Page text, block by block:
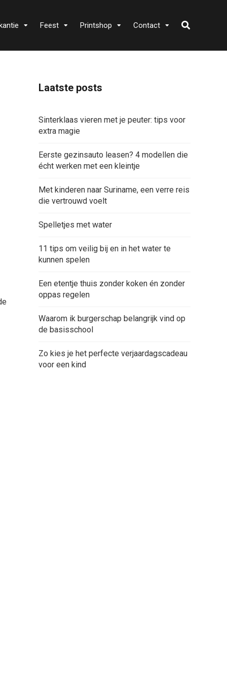
Feest Printshop Contact
Laatste posts
Sinterklaas vieren met je peuter: tips voor
extra magie
Eerste gezinsauto leasen? 4 modellen die
écht werken met een kleintje
Met kinderen naar Suriname, een verre reis
die vertrouwd voelt
Spelletjes met water
11 tips om veilig bij en in het water te
kunnen spelen
Een etentje thuis zonder koken én zonder
oppas regelen
Waarom ik burgerschap belangrijk vind op
de basisschool
Zo kies je het perfecte verjaardagscadeau
voor een kind